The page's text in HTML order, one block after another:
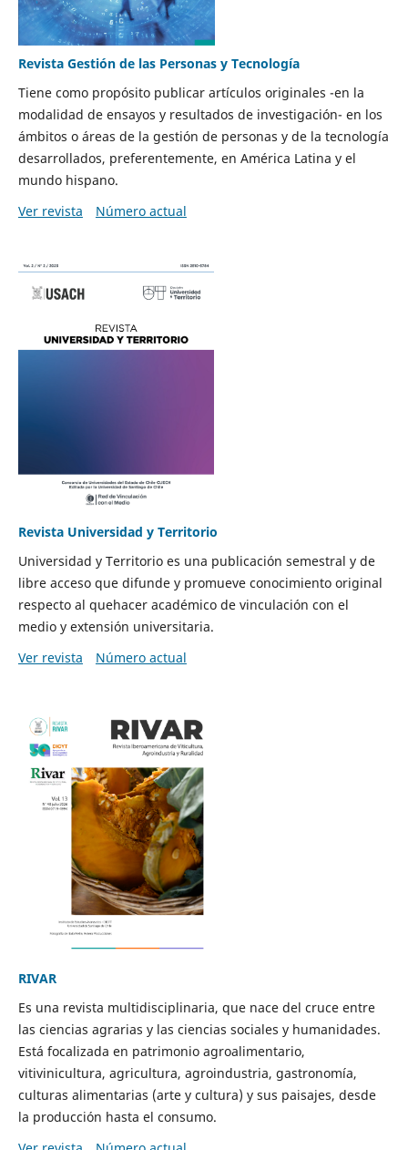
Revista Gestión de las Personas y Tecnología
Tiene como propósito publicar artículos originales -en la
modalidad de ensayos y resultados de investigación- en los
ámbitos o áreas de la gestión de personas y de la tecnología
desarrollados, preferentemente, en América Latina y el
mundo hispano.
Ver revista
Número actual
Revista Universidad y Territorio
Universidad y Territorio es una publicación semestral y de
libre acceso que difunde y promueve conocimiento original
respecto al quehacer académico de vinculación con el
medio y extensión universitaria.
Ver revista
Número actual
RIVAR
Es una revista multidisciplinaria, que nace del cruce entre
las ciencias agrarias y las ciencias sociales y humanidades.
Está focalizada en patrimonio agroalimentario,
vitivinicultura, agricultura, agroindustria, gastronomía,
culturas alimentarias (arte y cultura) y sus paisajes, desde
la producción hasta el consumo.